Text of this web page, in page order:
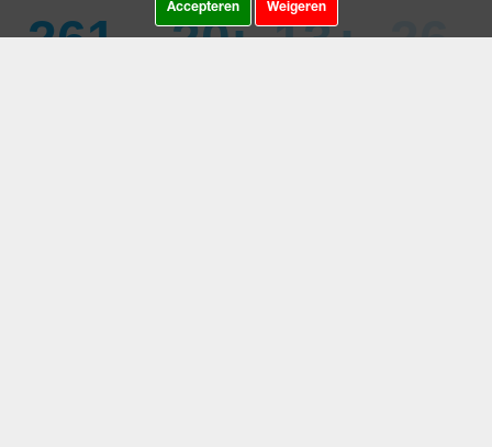
261 20 13 25
Accepteren Weigeren